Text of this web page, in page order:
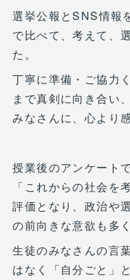
選挙公報とSNS情報
で比べて、考えて、
た。
丁寧に準備・ご協力
まで真剣に向き合い
みなさんに、心より
授業後のアンケート
「これからの社会を
評価となり、政治や
の前向きな意欲も多
生徒のみなさんの言
はなく「自分ごと」